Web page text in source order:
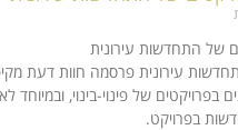
של התחדשות עירונית
עירונית פרסמה חוות דעת
בפרויקטים של פינוי-בינוי,
בפרויקט.